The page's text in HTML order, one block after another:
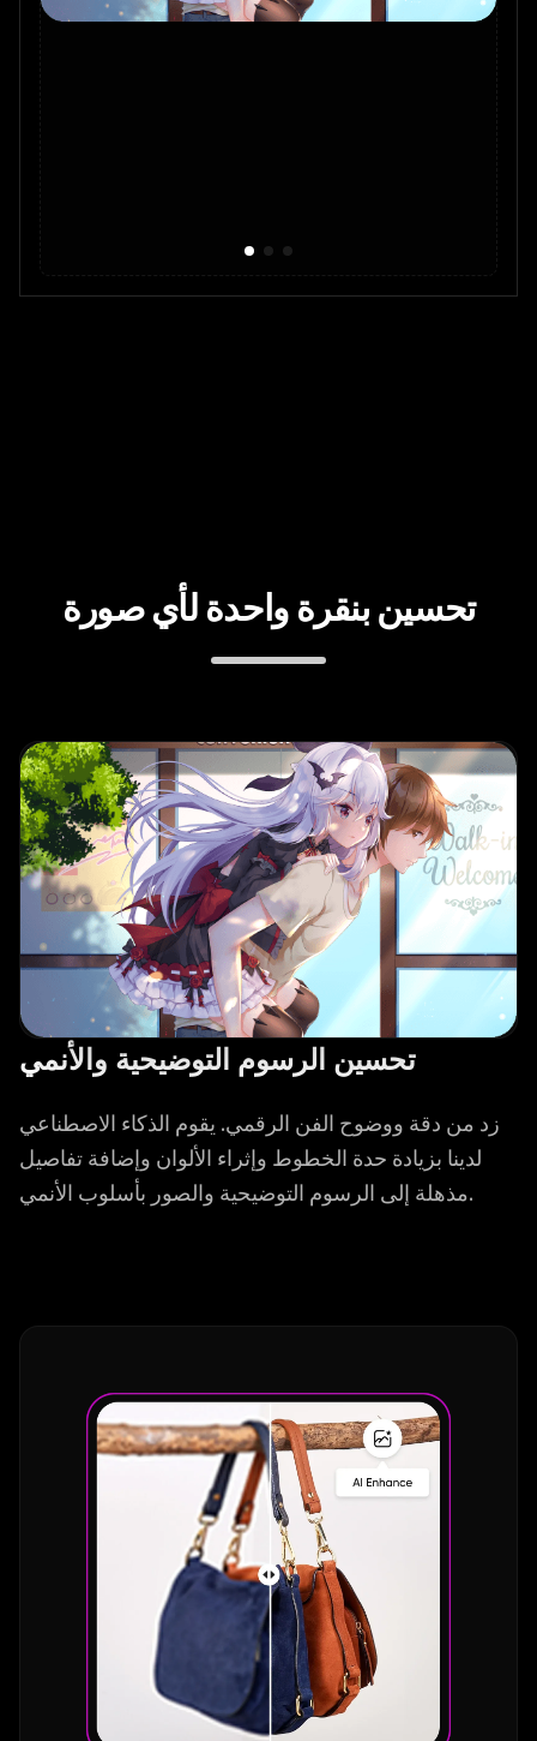
تحسين بنقرة واحدة لأي صورة
تحسين الرسوم التوضيحية والأنمي
زد من دقة ووضوح الفن الرقمي. يقوم الذكاء الاصطناعي
لدينا بزيادة حدة الخطوط وإثراء الألوان وإضافة تفاصيل
مذهلة إلى الرسوم التوضيحية والصور بأسلوب الأنمي.